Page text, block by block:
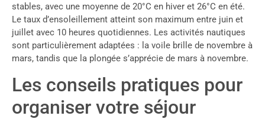
stables, avec une moyenne de 20°C en hiver et 26°C en été.
Le taux d’ensoleillement atteint son maximum entre juin et
juillet avec 10 heures quotidiennes. Les activités nautiques
sont particulièrement adaptées : la voile brille de novembre à
mars, tandis que la plongée s’apprécie de mars à novembre.
Les conseils pratiques pour
organiser votre séjour